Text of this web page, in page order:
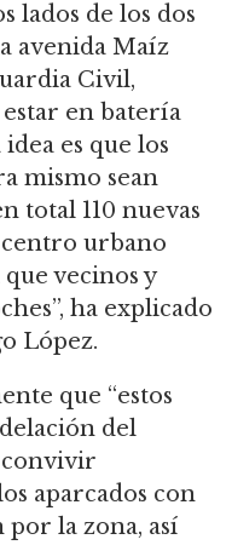
lados de los dos
avenida Maíz
Civil,
en batería
es que los
mismo sean
total 110 nuevas
centro urbano
vecinos y
ha explicado
López.
que “estos
del
convivir
aparcados con
por la zona, así